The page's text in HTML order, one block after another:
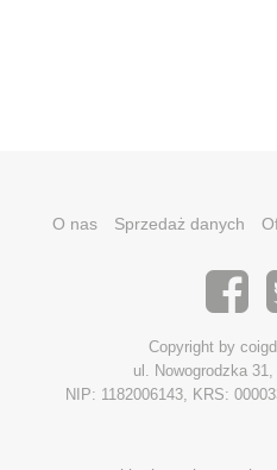
O nas Sprzedaż danych
Copyright by
ul. Nowogrodzka
NIP: 1182006143, KRS: